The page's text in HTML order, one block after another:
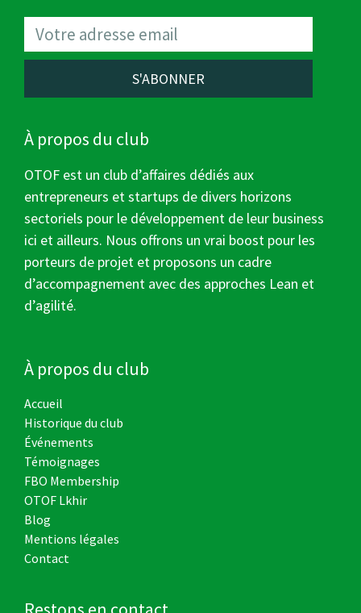
S'ABONNER
À propos du club
OTOF est un club d’affaires dédiés aux
entrepreneurs et startups de divers horizons
sectoriels pour le développement de leur business
ici et ailleurs. Nous offrons un vrai boost pour les
porteurs de projet et proposons un cadre
d’accompagnement avec des approches Lean et
d’agilité.
À propos du club
Accueil
Historique du club
Événements
Témoignages
FBO Membership
OTOF Lkhir
Blog
Mentions légales
Contact